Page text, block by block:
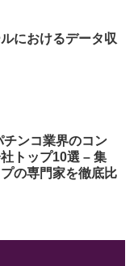
におけるデータ収
ンコ業界のコン
トップ10選 – 集
の専門家を徹底比